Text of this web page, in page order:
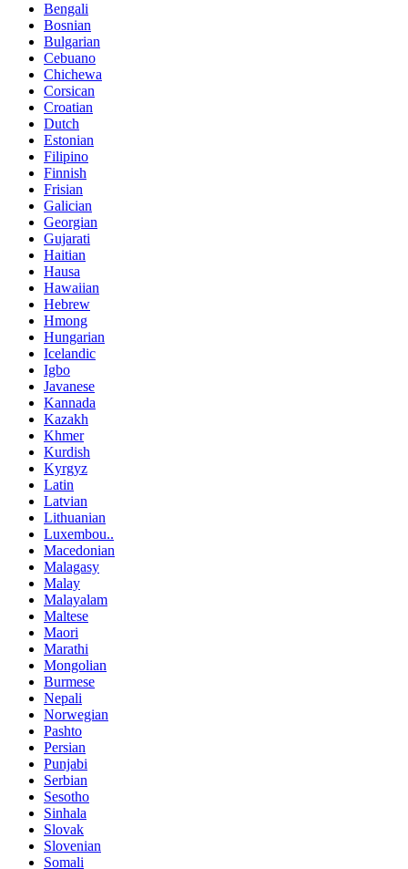
Bengali
Bosnian
Bulgarian
Cebuano
Chichewa
Corsican
Croatian
Dutch
Estonian
Filipino
Finnish
Frisian
Galician
Georgian
Gujarati
Haitian
Hausa
Hawaiian
Hebrew
Hmong
Hungarian
Icelandic
Igbo
Javanese
Kannada
Kazakh
Khmer
Kurdish
Kyrgyz
Latin
Latvian
Lithuanian
Luxembou..
Macedonian
Malagasy
Malay
Malayalam
Maltese
Maori
Marathi
Mongolian
Burmese
Nepali
Norwegian
Pashto
Persian
Punjabi
Serbian
Sesotho
Sinhala
Slovak
Slovenian
Somali